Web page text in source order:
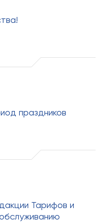
праздников
Тарифов и